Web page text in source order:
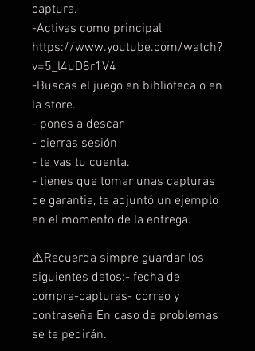
captura.
-Activas como principal
https://www.youtube.com/watch?
v=5_l4uD8r1V4
-Buscas el juego en biblioteca o en
la store.
- pones a descar
- cierras sesión
- te vas tu cuenta.
- tienes que tomar unas capturas
de garantia, te adjuntó un ejemplo
en el momento de la entrega.
⚠️Recuerda simpre guardar los
siguientes datos:- fecha de
compra-capturas- correo y
contraseña En caso de problemas
se te pedirán.